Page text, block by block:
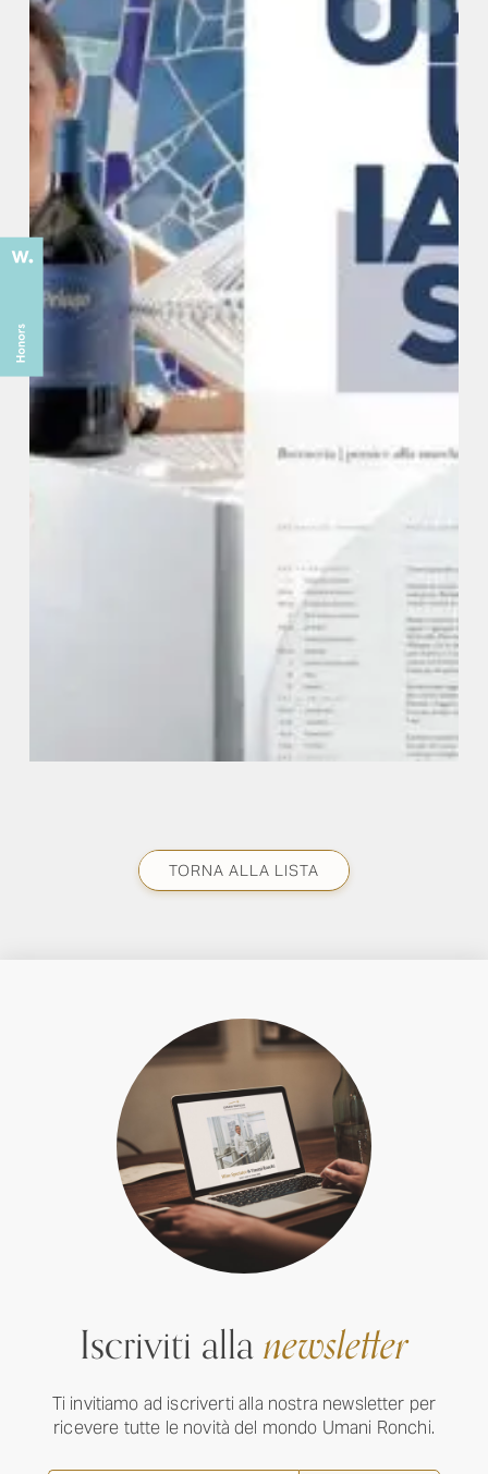
TORNA ALLA LISTA
Iscriviti allanewsletter
Ti invitiamo ad iscriverti alla nostra newsletter per
ricevere tutte le novità del mondo Umani Ronchi.